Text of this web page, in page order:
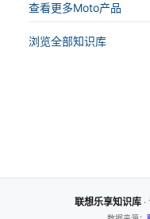
查看更多Moto产品
浏览全部知识库
联想乐享知识库·